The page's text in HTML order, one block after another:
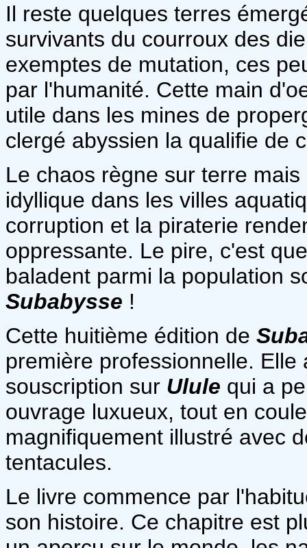
Il reste quelques terres
survivants du courroux des
exemptes de mutation, ces
par l'humanité. Cette main
utile dans les mines de
clergé abyssien la qualifie de
Le chaos règne sur terre
idyllique dans les villes
corruption et la piraterie
oppressante. Le pire, c'est
baladent parmi la population
Subabysse !
Cette huitième édition de
première professionnelle.
souscription sur Ulule qui a
ouvrage luxueux, tout en
magnifiquement illustré avec
tentacules.
Le livre commence par
son histoire. Ce chapitre est